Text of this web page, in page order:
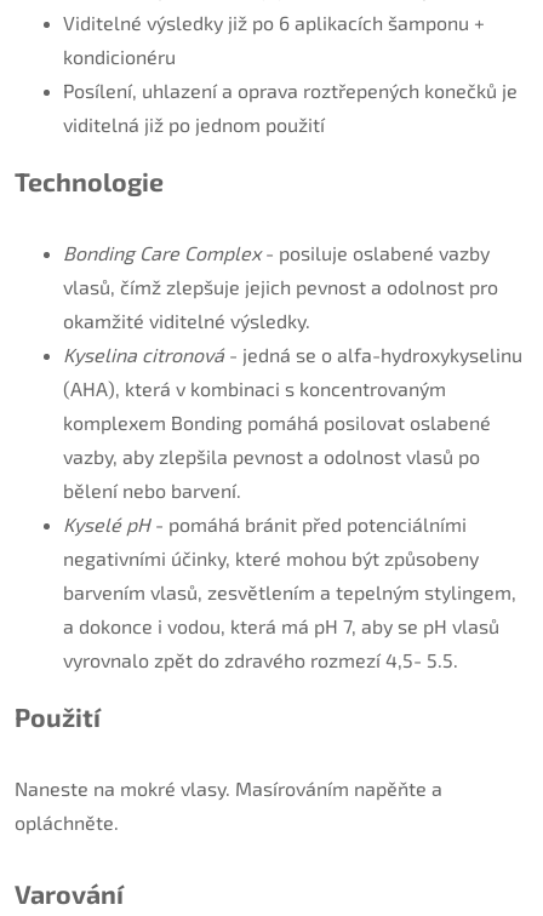
Viditelné výsledky již po 6 aplikacích šamponu +
kondicionéru
Posílení, uhlazení a oprava roztřepených konečků je
viditelná již po jednom použití
Technologie
Bonding Care Complex- posiluje oslabené vazby
vlasů, čímž zlepšuje jejich pevnost a odolnost pro
okamžité viditelné výsledky.
Kyselina citronová - jedná se o alfa-hydroxykyselinu
(AHA), která v kombinaci s koncentrovaným
komplexem Bonding pomáhá posilovat oslabené
vazby, aby zlepšila pevnost a odolnost vlasů po
bělení nebo barvení.
Kyselé pH- pomáhá bránit před potenciálními
negativními účinky, které mohou být způsobeny
barvením vlasů, zesvětlením a tepelným stylingem,
a dokonce i vodou, která má pH 7, aby se pH vlasů
vyrovnalo zpět do zdravého rozmezí 4,5- 5.5.
Použití
Naneste na mokré vlasy. Masírováním napěňte a
opláchněte.
Varování